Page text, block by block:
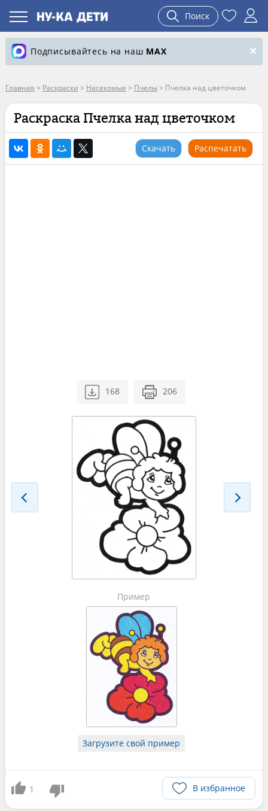
Поиск
Подписывайтесь на наш MAX
Главная > Раскраски > Насекомые > Пчелы > Пчелка над цветочком
Раскраска Пчелка над цветочком
Скачать Распечатать
168 206
Пример
Загрузите свой пример
1 В избранное